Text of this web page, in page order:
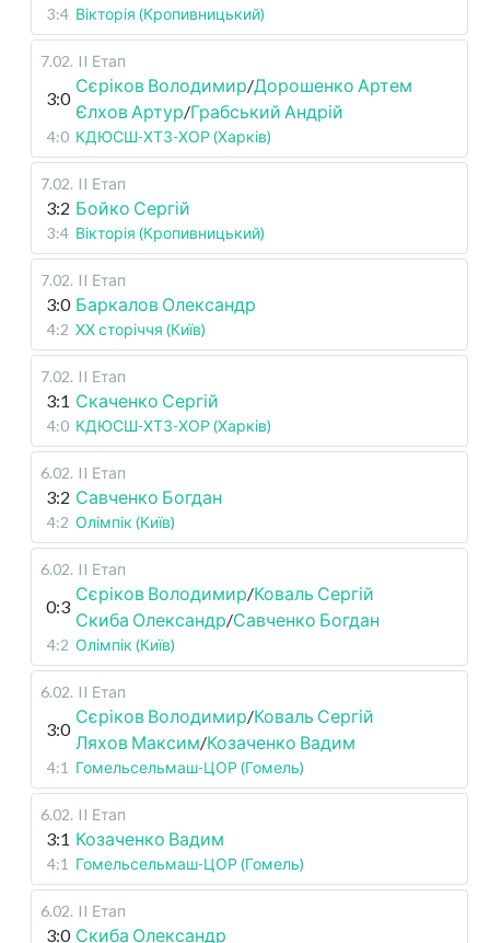
3:4 Вікторія (Кропивницький)
7.02. II Етап
3:0
Сєріков Володимир/Дорошенко Артем
Єлхов Артур/Грабський Андрій
4:0 КДЮСШ-ХТЗ-ХОР (Харків)
7.02. II Етап
3:2 Бойко Сергій
3:4 Вікторія (Кропивницький)
7.02. II Етап
3:0 Баркалов Олександр
4:2 XX сторіччя (Київ)
7.02. II Етап
3:1 Скаченко Сергій
4:0 КДЮСШ-ХТЗ-ХОР (Харків)
6.02. II Етап
3:2 Савченко Богдан
4:2 Олімпік (Київ)
6.02. II Етап
0:3
Сєріков Володимир/Коваль Сергій
Скиба Олександр/Савченко Богдан
4:2 Олімпік (Київ)
6.02. II Етап
3:0
Сєріков Володимир/Коваль Сергій
Ляхов Максим/Козаченко Вадим
4:1 Гомельсельмаш-ЦОР (Гомель)
6.02. II Етап
3:1 Козаченко Вадим
4:1 Гомельсельмаш-ЦОР (Гомель)
6.02. II Етап
3:0 Скиба Олександр